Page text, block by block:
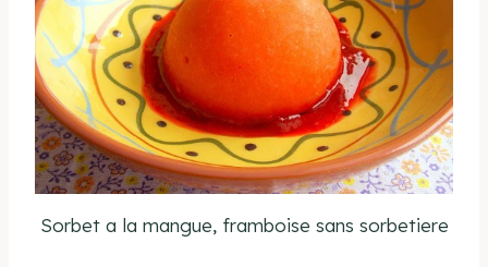
Sorbet a la mangue, framboise sans sorbetiere